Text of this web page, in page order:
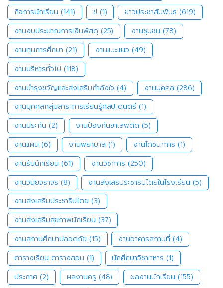
กิจการนักเรียน (141) ข่ (1) ข่าวประชาสัมพันธ์ (619)
งานงบประมาณการเงินพัสดุ (25) งานชุมชน (78)
งานทุนการศึกษา (21) งานแนะแนว (49)
งานบริหารทั่วไป (118)
งานบำรุงขวัญและส่งเสริมกำลังใจ (4) งานบุคคล (286)
งานบุคคลกลุ่มสาระการเรียนรู้ศิลปะดนตรี (1)
งานประกัน (2) งานป้องกันยาเสพติด (5)
งานแผน (6) งานพยาบาล (1) งานโภชนาการ (1)
งานรับนักเรียน (61) งานวิชาการ (250)
งานวินัยจราจร (8) งานส่งเสริประชาธิปไตยในโรงเรียน (5)
งานส่งเสริมประชาธิปไตย (3)
งานส่งเสริมสุขภาพนักเรียน (37)
งานสถานศึกษาปลอดภัย (15) งานอาคารสถานที่ (4)
ตารางเรียน ตารางสอน (1) นักศึกษาวิชาทหาร (1)
ประกาศ (2) ผลงานครู (48) ผลงานนักเรียน (155)